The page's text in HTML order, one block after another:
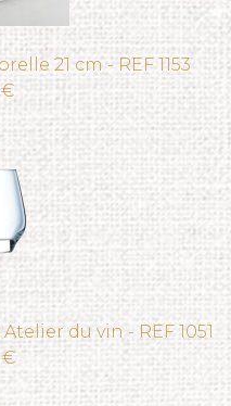
21 cm - REF 1153
€
du vin - REF 1051
€